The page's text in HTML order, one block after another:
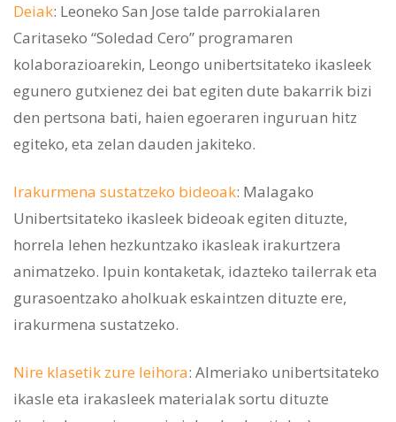
Deiak: Leoneko San Jose talde parrokialaren
Caritaseko “Soledad Cero” programaren
kolaborazioarekin, Leongo unibertsitateko ikasleek
egunero gutxienez dei bat egiten dute bakarrik bizi
den pertsona bati, haien egoeraren inguruan hitz
egiteko, eta zelan dauden jakiteko.
Irakurmena sustatzeko bideoak: Malagako
Unibertsitateko ikasleek bideoak egiten dituzte,
horrela lehen hezkuntzako ikasleak irakurtzera
animatzeko. Ipuin kontaketak, idazteko tailerrak eta
gurasoentzako aholkuak eskaintzen dituzte ere,
irakurmena sustatzeko.
Nire klasetik zure leihora: Almeriako unibertsitateko
ikasle eta irakasleek materialak sortu dituzte